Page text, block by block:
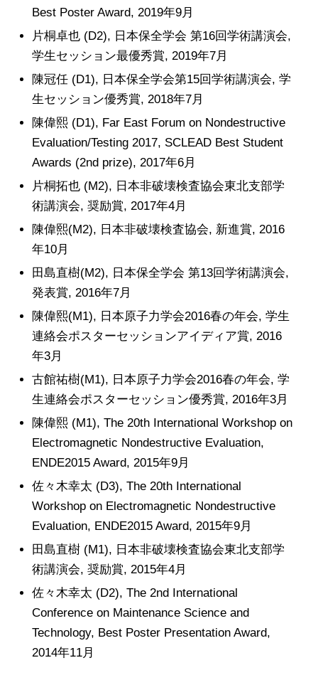
Best Poster Award, 2019年9月
片桐卓也 (D2), 日本保全学会 第16回学術講演会,
学生セッション最優秀賞, 2019年7月
陳冠任 (D1), 日本保全学会第15回学術講演会, 学
生セッション優秀賞, 2018年7月
陳偉熙 (D1), Far East Forum on Nondestructive
Evaluation/Testing 2017, SCLEAD Best Student
Awards (2nd prize), 2017年6月
片桐拓也 (M2), 日本非破壊検査協会東北支部学
術講演会, 奨励賞, 2017年4月
陳偉熙(M2), 日本非破壊検査協会, 新進賞, 2016
年10月
田島直樹(M2), 日本保全学会 第13回学術講演会,
発表賞, 2016年7月
陳偉熙(M1), 日本原子力学会2016春の年会, 学生
連絡会ポスターセッションアイディア賞, 2016
年3月
古館祐樹(M1), 日本原子力学会2016春の年会, 学
生連絡会ポスターセッション優秀賞, 2016年3月
陳偉熙 (M1), The 20th International Workshop on
Electromagnetic Nondestructive Evaluation,
ENDE2015 Award, 2015年9月
佐々木幸太 (D3), The 20th International
Workshop on Electromagnetic Nondestructive
Evaluation, ENDE2015 Award, 2015年9月
田島直樹 (M1), 日本非破壊検査協会東北支部学
術講演会, 奨励賞, 2015年4月
佐々木幸太 (D2), The 2nd International
Conference on Maintenance Science and
Technology, Best Poster Presentation Award,
2014年11月